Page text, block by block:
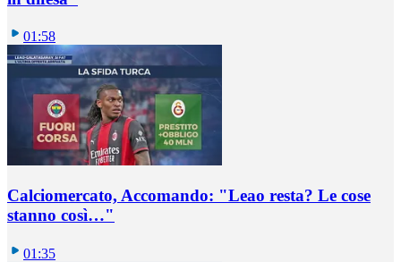
01:58
Calciomercato, Accomando: "Leao resta? Le cose
stanno così…"
01:35